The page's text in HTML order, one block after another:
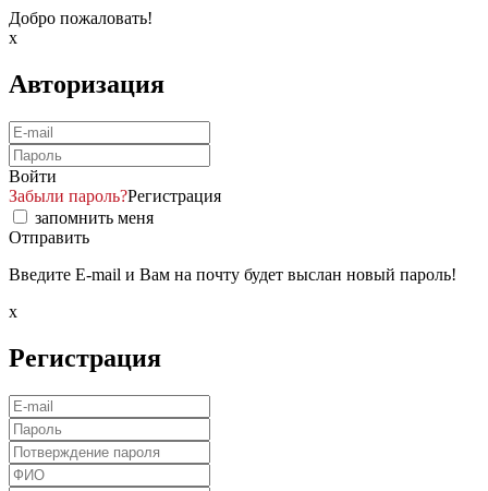
Добро пожаловать!
x
Авторизация
Войти
Забыли пароль?Регистрация
запомнить меня
Отправить
Введите E-mail и Вам на почту будет выслан новый пароль!
x
Регистрация